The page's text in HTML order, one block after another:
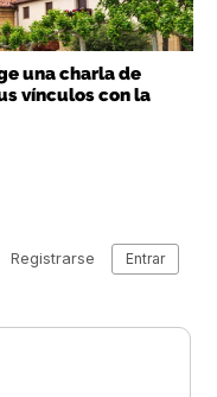
una charla de
vínculos con la